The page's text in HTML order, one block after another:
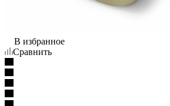
В избранное
Сравнить